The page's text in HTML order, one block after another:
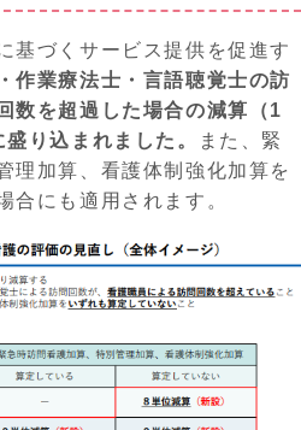
づくサービス提供を促進す
作業療法士・言語聴覚士の訪
数を超過した場合の減算（1
盛り込まれました。
また、緊
理加算、看護体制強化加算を
合にも適用されます。